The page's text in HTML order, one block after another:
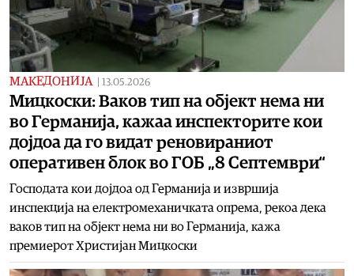
МАКЕДОНИЈА 13.05.2026
Мицкоски: Ваков тип на објект нема ни
во Германија, кажаа инспекторите кои
дојдоа да го видат реновираниот
оперативен блок во ГОБ „8 Септември“
Господата кои дојдоа од Германија и извршија
инспекција на електромеханичката опрема, рекоа дека
ваков тип на објект нема ни во Германија, кажа
премиерот Христијан Мицкоски